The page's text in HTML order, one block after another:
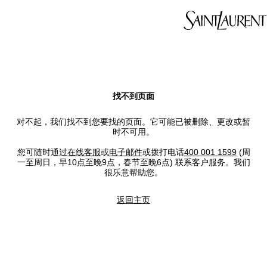
找不到页面
对不起，我们找不到您要找的页面。它可能已被删除、更改或暂
时不可用。
您可随时通过在线客服或电子邮件或拨打电话400 001 1599(周
一至周日，早10点至晚9点，春节至晚6点) 联系客户服务。我们
很乐意帮助您。
返回主页